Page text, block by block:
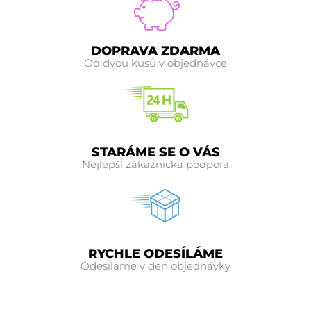
DOPRAVA ZDARMA
Od dvou kusů v objednávce
STARÁME SE O VÁS
Nejlepší zákaznická podpora
RYCHLE ODESÍLÁME
Odesíláme v den objednávky